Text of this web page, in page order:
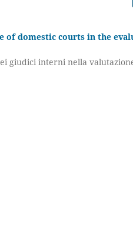
of domestic courts in the
giudici interni nella